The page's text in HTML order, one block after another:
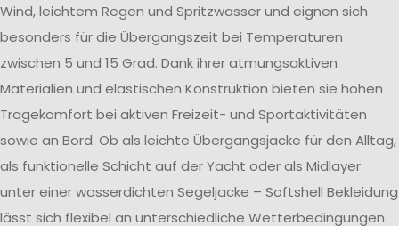
Wind, leichtem Regen und Spritzwasser und eignen sich
besonders für die Übergangszeit bei Temperaturen
zwischen 5 und 15 Grad. Dank ihrer atmungsaktiven
Materialien und elastischen Konstruktion bieten sie hohen
Tragekomfort bei aktiven Freizeit- und Sportaktivitäten
sowie an Bord. Ob als leichte Übergangsjacke für den Alltag,
als funktionelle Schicht auf der Yacht oder als Midlayer
unter einer wasserdichten Segeljacke – Softshell Bekleidung
lässt sich flexibel an unterschiedliche Wetterbedingungen